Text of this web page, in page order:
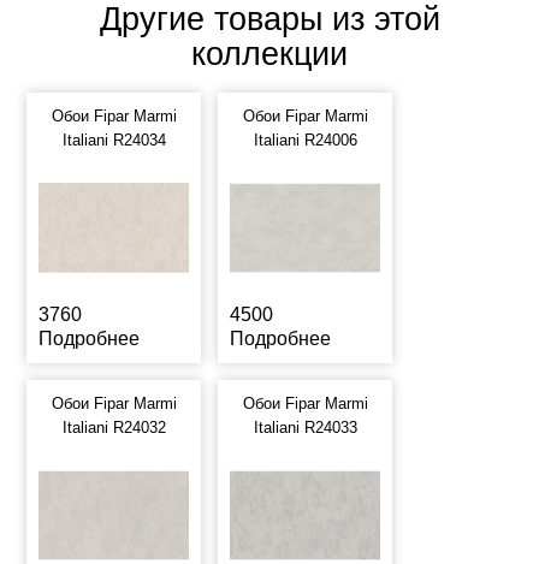
Другие товары из этой
коллекции
Обои Fipar Marmi
Italiani R24034
3760
Подробнее
Обои Fipar Marmi
Italiani R24006
4500
Подробнее
Обои Fipar Marmi
Italiani R24032
Обои Fipar Marmi
Italiani R24033